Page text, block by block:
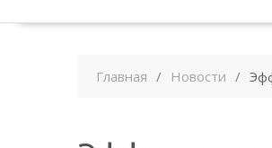
Главная Новости